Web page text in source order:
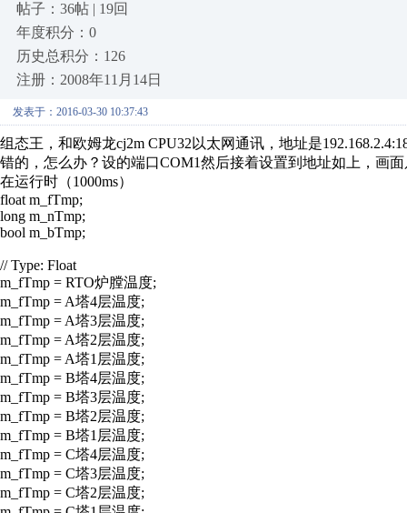
帖子：36帖 | 19回
年度积分：0
历史总积分：126
注册：2008年11月14日
发表于：2016-03-30 10:37:43
组态王，和欧姆龙cj2m CPU32以太网通讯，地址是
错的，怎么办？设的端口COM1然后接着设置到地址如上，画
在运行时（1000ms）
float m_fTmp;
long m_nTmp;
bool m_bTmp;
// Type: Float
m_fTmp = RTO炉膛温度;
m_fTmp = A塔4层温度;
m_fTmp = A塔3层温度;
m_fTmp = A塔2层温度;
m_fTmp = A塔1层温度;
m_fTmp = B塔4层温度;
m_fTmp = B塔3层温度;
m_fTmp = B塔2层温度;
m_fTmp = B塔1层温度;
m_fTmp = C塔4层温度;
m_fTmp = C塔3层温度;
m_fTmp = C塔2层温度;